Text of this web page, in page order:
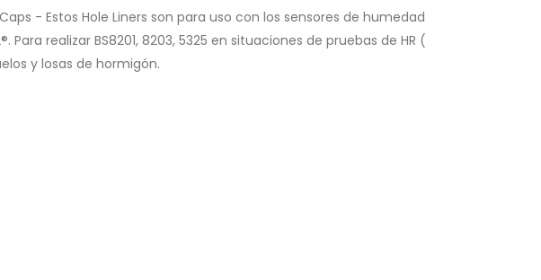
- Estos Hole Liners son para uso con los sensores de humedad
Para realizar BS8201, 8203, 5325 en situaciones de pruebas de HR (
y losas de hormigón.